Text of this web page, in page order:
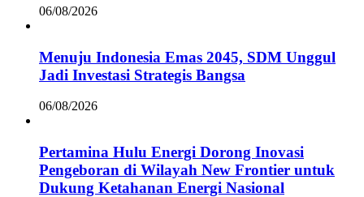
06/08/2026
Menuju Indonesia Emas 2045, SDM Unggul
Jadi Investasi Strategis Bangsa
06/08/2026
Pertamina Hulu Energi Dorong Inovasi
Pengeboran di Wilayah New Frontier untuk
Dukung Ketahanan Energi Nasional